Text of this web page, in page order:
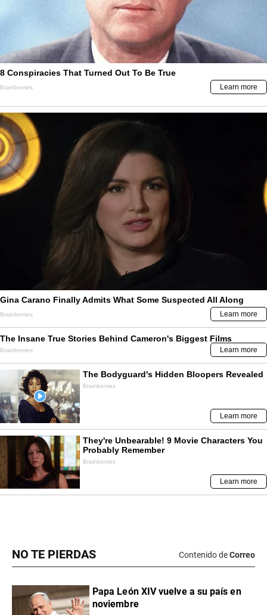
NO TE PIERDAS Contenido deCorreo
Papa León XIV vuelve a su país en
noviembre